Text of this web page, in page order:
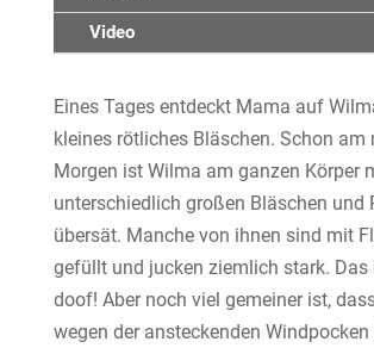
Video
Eines Tages entdeckt Mama auf
kleines rötliches Bläschen. Schon am
Morgen ist Wilma am ganzen Körper
unterschiedlich großen Bläschen und
übersät. Manche von ihnen sind mit
gefüllt und jucken ziemlich stark. Das
doof! Aber noch viel gemeiner ist,
wegen der ansteckenden Windpocken